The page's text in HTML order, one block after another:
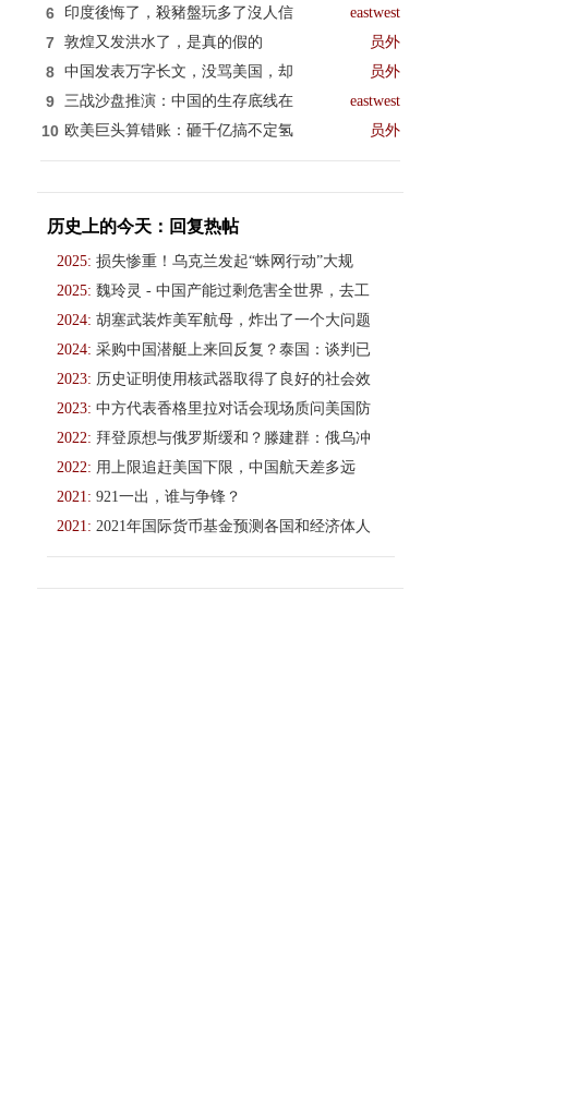
6 印度後悔了，殺豬盤玩多了沒人信 eastwest
7 敦煌又发洪水了，是真的假的 员外
8 中国发表万字长文，没骂美国，却 员外
9 三战沙盘推演：中国的生存底线在 eastwest
10 欧美巨头算错账：砸千亿搞不定氢 员外
历史上的今天：回复热帖
2025: 损失惨重！乌克兰发起“蛛网行动”大规
2025: 魏玲灵 - 中国产能过剩危害全世界，去工
2024: 胡塞武装炸美军航母，炸出了一个大问题
2024: 采购中国潜艇上来回反复？泰国：谈判已
2023: 历史证明使用核武器取得了良好的社会效
2023: 中方代表香格里拉对话会现场质问美国防
2022: 拜登原想与俄罗斯缓和？滕建群：俄乌冲
2022: 用上限追赶美国下限，中国航天差多远
2021: 921一出，谁与争锋？
2021: 2021年国际货币基金预测各国和经济体人